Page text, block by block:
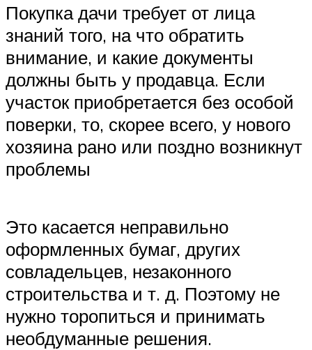
Покупка дачи требует от лица
знаний того, на что обратить
внимание, и какие документы
должны быть у продавца. Если
участок приобретается без особой
поверки, то, скорее всего, у нового
хозяина рано или поздно возникнут
проблемы
Это касается неправильно
оформленных бумаг, других
совладельцев, незаконного
строительства и т. д. Поэтому не
нужно торопиться и принимать
необдуманные решения.